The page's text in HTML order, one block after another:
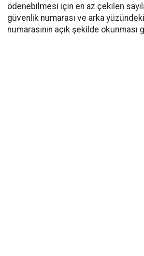
ödenebilmesi için en az çekilen
güvenlik numarası ve arka
numarasının açık şekilde okunması